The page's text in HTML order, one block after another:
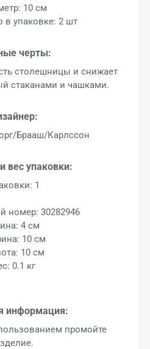
10 см
в упаковке: 2 шт
черты:
столешницы и снижает
стаканами и чашками.
Брааш/Карлссон
вес упаковки:
1
номер: 30282946
4 см
10 см
10 см
0.1 кг
информация:
промойте